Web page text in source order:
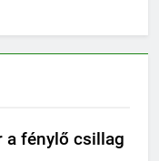
a fénylő csillag